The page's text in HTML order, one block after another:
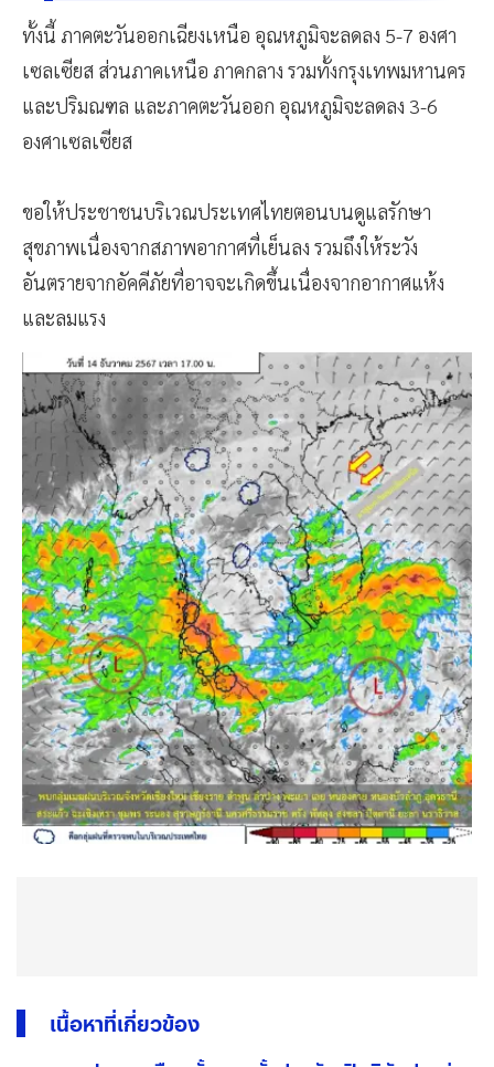
ทั้งนี้ ภาคตะวันออกเฉียงเหนือ อุณหภูมิจะลดลง 5-7 องศา
เซลเซียส ส่วนภาคเหนือ ภาคกลาง รวมทั้งกรุงเทพมหานคร
และปริมณฑล และภาคตะวันออก อุณหภูมิจะลดลง 3-6
องศาเซลเซียส
ขอให้ประชาชนบริเวณประเทศไทยตอนบนดูแลรักษา
สุขภาพเนื่องจากสภาพอากาศที่เย็นลง รวมถึงให้ระวัง
อันตรายจากอัคคีภัยที่อาจจะเกิดขึ้นเนื่องจากอากาศแห้ง
และลมแรง
เนื้อหาที่เกี่ยวข้อง